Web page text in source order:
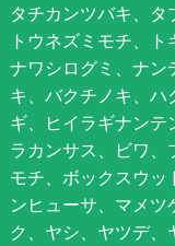
タチカンツバキ、タ
トウネズミモチ、ト
ナワシログミ、ナン
キ、バクチノキ、ハ
ギ、ヒイラギナン
ラカンサス、ビワ、
モチ、ボックスウッ
ンヒューサ、マメ
ク、ヤシ、ヤツデ